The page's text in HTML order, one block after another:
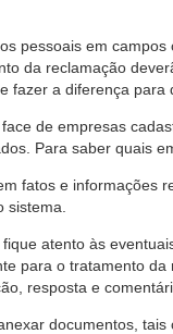
pessoais em
da reclamação
a diferença para
de empresas
Para saber quais
fatos e informações
atento às
para o tratamento
resposta e
documentos,